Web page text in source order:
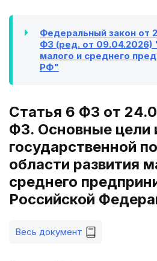
Федеральный закон от
ФЗ (ред. от 09.04.2026)
малого и среднего
РФ"
Статья 6 ФЗ от
ФЗ. Основные цели
государственной
области развития
среднего
Российской
Весь документ